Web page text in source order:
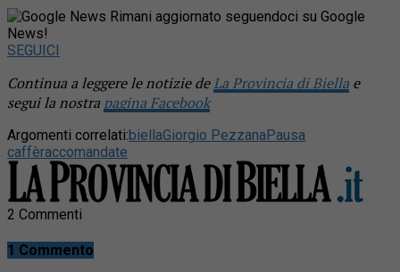
Rimani aggiornato seguendoci su Google
News!
SEGUICI
Continua a leggere le notizie deLa Provincia di Biella e
segui la nostra pagina Facebook
Argomenti correlati:biellaGiorgio PezzanaPausa
caffèraccomandate
2 Commenti
1 Commento